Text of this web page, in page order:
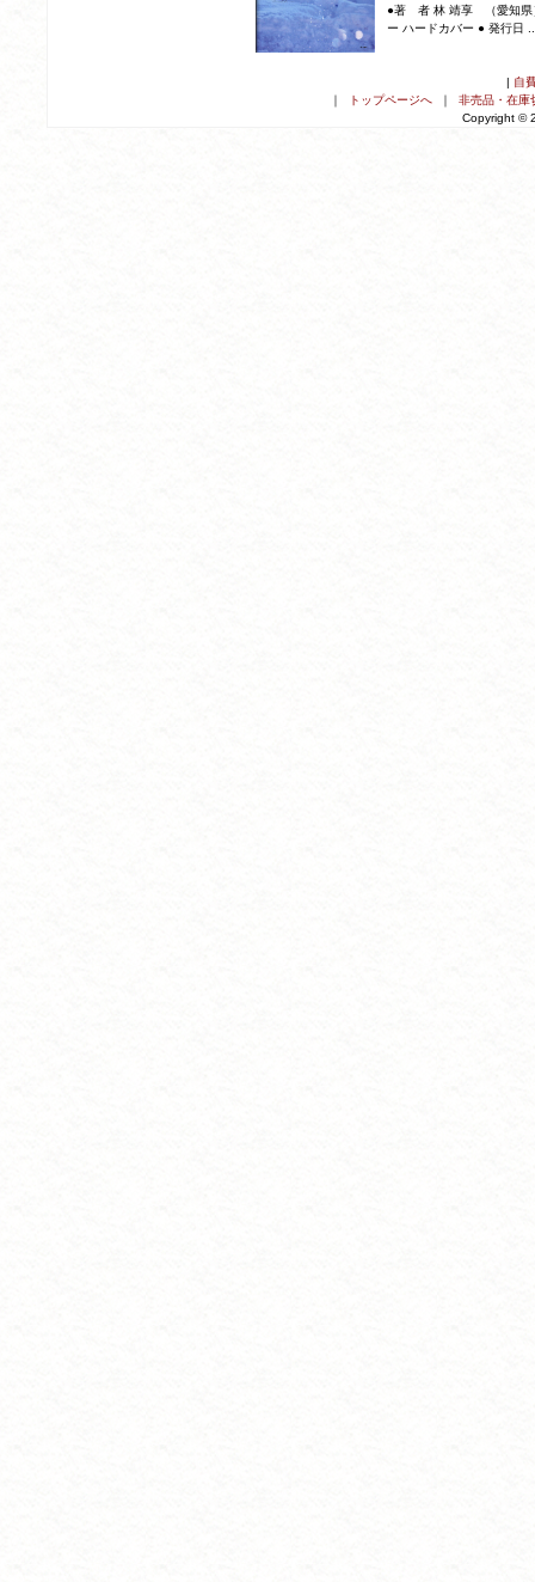
●著 者 林 靖享 （愛知県
ー ハードカバー ● 発行日
自
トップページへ｜ 非売品・在庫
Copyright ©